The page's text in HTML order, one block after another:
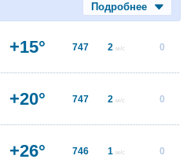
Подробнее
+15° 747 2 м/с 0
+20° 747 2 м/с 0
+26° 746 1 м/с 0